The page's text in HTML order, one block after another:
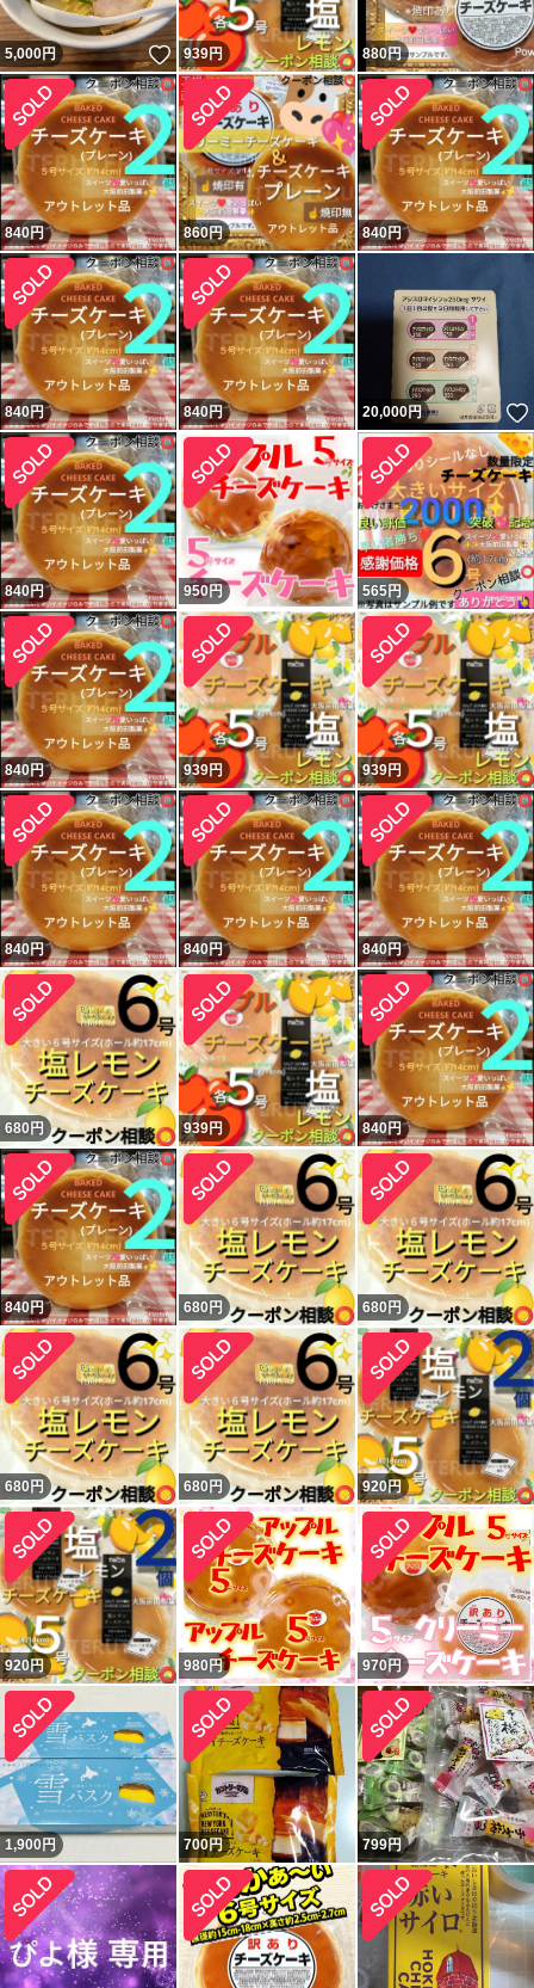
5,000円 いいね！
939円 880円
840円 860円 840円
840円 840円 20,000円
840円 950円 565円
840円 939円 939円
840円 840円 840円
680 円 939円 840円
840円 680 円 680 円
680 円 680 円 920円
920円 980 円 970 円
1,900円 700円 799円